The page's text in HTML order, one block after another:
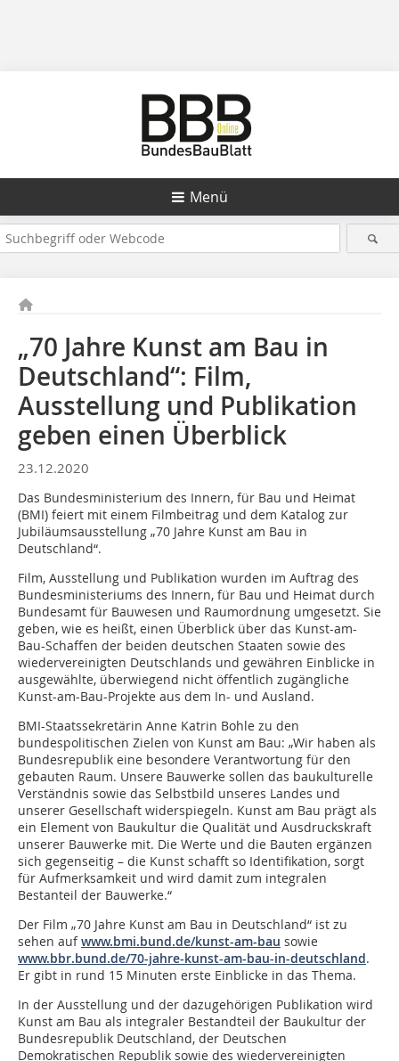
Menü
„70 Jahre Kunst am Bau in
Deutschland“: Film,
Ausstellung und Publikation
geben einen Überblick
23.12.2020
Das Bundesministerium des Innern, für Bau und Heimat
(BMI) feiert mit einem Filmbeitrag und dem Katalog zur
Jubiläumsausstellung „70 Jahre Kunst am Bau in
Deutschland“.
Film, Ausstellung und Publikation wurden im Auftrag des
Bundesministeriums des Innern, für Bau und Heimat durch
Bundesamt für Bauwesen und Raumordnung umgesetzt. Sie
geben, wie es heißt, einen Überblick über das Kunst-am-
Bau-Schaffen der beiden deutschen Staaten sowie des
wiedervereinigten Deutschlands und gewähren Einblicke in
ausgewählte, überwiegend nicht öffentlich zugängliche
Kunst-am-Bau-Projekte aus dem In- und Ausland.
BMI-Staatssekretärin Anne Katrin Bohle zu den
bundespolitischen Zielen von Kunst am Bau: „Wir haben als
Bundesrepublik eine besondere Verantwortung für den
gebauten Raum. Unsere Bauwerke sollen das baukulturelle
Verständnis sowie das Selbstbild unseres Landes und
unserer Gesellschaft widerspiegeln. Kunst am Bau prägt als
ein Element von Baukultur die Qualität und Ausdruckskraft
unserer Bauwerke mit. Die Werte und die Bauten ergänzen
sich gegenseitig – die Kunst schafft so Identifikation, sorgt
für Aufmerksamkeit und wird damit zum integralen
Bestanteil der Bauwerke.“
Der Film „70 Jahre Kunst am Bau in Deutschland“ ist zu
sehen aufwww.bmi.bund.de/kunst-am-bau sowie
www.bbr.bund.de/70-jahre-kunst-am-bau-in-deutschland.
Er gibt in rund 15 Minuten erste Einblicke in das Thema.
In der Ausstellung und der dazugehörigen Publikation wird
Kunst am Bau als integraler Bestandteil der Baukultur der
Bundesrepublik Deutschland, der Deutschen
Demokratischen Republik sowie des wiedervereinigten